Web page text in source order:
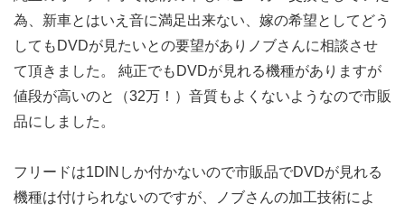
為、新車とはいえ音に満足出来ない、嫁の希望としてどう
してもDVDが見たいとの要望がありノブさんに相談させ
て頂きました。 純正でもDVDが見れる機種がありますが
値段が高いのと（32万！）音質もよくないようなので市販
品にしました。
フリードは1DINしか付かないので市販品でDVDが見れる
機種は付けられないのですが、ノブさんの加工技術によ